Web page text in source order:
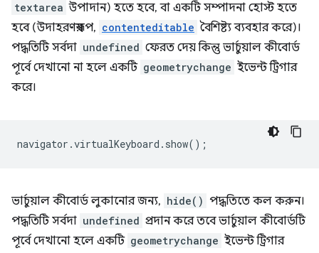
textarea উপাদান) হতে হবে, বা একটি সম্পাদনা হোস্ট হতে
হবে (উদাহরণস্বরূপ, contenteditable বৈশিষ্ট্য ব্যবহার করে)।
পদ্ধতিটি সর্বদা undefined ফেরত দেয় কিন্তু ভার্চুয়াল কীবোর্ড
পূর্বে দেখানো না হলে একটি geometrychange ইভেন্ট ট্রিগার
করে।
navigator .virtualKeyboard . show();
ভার্চুয়াল কীবোর্ড লুকানোর জন্য, hide() পদ্ধতিতে কল করুন।
পদ্ধতিটি সর্বদা undefined প্রদান করে তবে ভার্চুয়াল কীবোর্ডটি
পূর্বে দেখানো হলে একটি geometrychange ইভেন্ট ট্রিগার